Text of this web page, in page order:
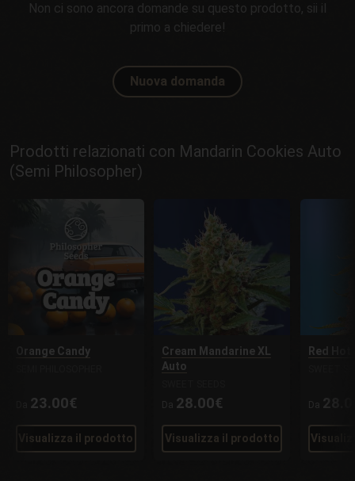
Non ci sono ancora domande su questo prodotto, sii il
primo a chiedere!
Nuova domanda
Prodotti relazionati con Mandarin Cookies Auto
(Semi Philosopher)
Orange Candy
23.00€
Visualizza il prodotto
Cream Mandarine XL
Auto
28.00€
Visualizza il prodotto
Red